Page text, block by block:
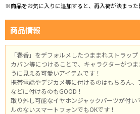
※商品をお気に入りに追加すると、再入荷が決まった
商品情報
「春香」をデフォルメしたつままれストラップ
カバン等につけることで、キャラクターがつ
うに見える可愛いアイテムです！
携帯電話やデジカメ等に付けるのはもちろん
などに付けるのもGOOD！
取り外し可能なイヤホンジャックパーツが付
ルのないスマートフォンでもOKです！